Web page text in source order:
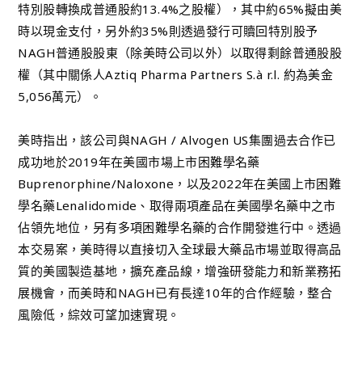
特別股轉換成普通股約13.4%之股權），其中約65%擬由美
時以現金支付，另外約35%則透過發行可贖回特別股予
NAGH普通股股東（除美時公司以外）以取得剩餘普通股股
權（其中關係人Aztiq Pharma Partners S.à r.l. 約為美金
5,056萬元）。
美時指出，該公司與NAGH / Alvogen US集團過去合作已
成功地於2019年在美國市場上市困難學名藥
Buprenorphine/Naloxone，以及2022年在美國上市困難
學名藥Lenalidomide、取得兩項產品在美國學名藥中之市
佔領先地位，另有多項困難學名藥的合作開發進行中。透過
本交易案，美時得以直接切入全球最大藥品市場並取得高品
質的美國製造基地，擴充產品線，增強研發能力和新業務拓
展機會，而美時和NAGH已有長達10年的合作經驗，整合
風險低，綜效可望加速實現。